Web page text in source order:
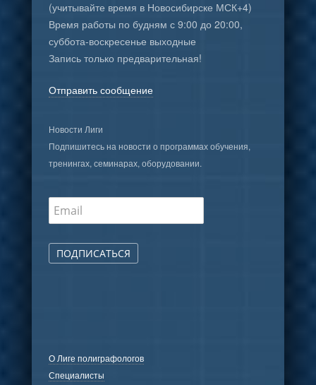
(учитывайте время в Новосибирске МСК+4)
Время работы по будням с 9:00 до 20:00,
суббота-воскресенье выходные
Запись только предварительная!
Отправить сообщение
Новости Лиги
Подпишитесь на новости о программах обучения,
тренингах, семинарах, оборудовании.
ПОДПИСАТЬСЯ
О Лиге полиграфологов
Специалисты